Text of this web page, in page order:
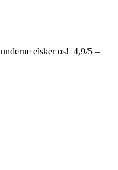
4,9/5 –